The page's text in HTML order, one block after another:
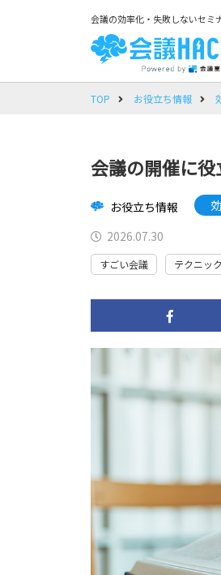
会議の効率化・失敗しないセミ
TOP お役立ち情報
会議の開催に
お役立ち情報
2026.07.30
すごい会議 テクニック